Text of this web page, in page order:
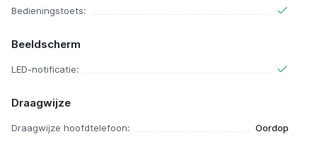
Bedieningstoets:
Beeldscherm
LED-notificatie:
Draagwijze
Draagwijze hoofdtelefoon: Oordop